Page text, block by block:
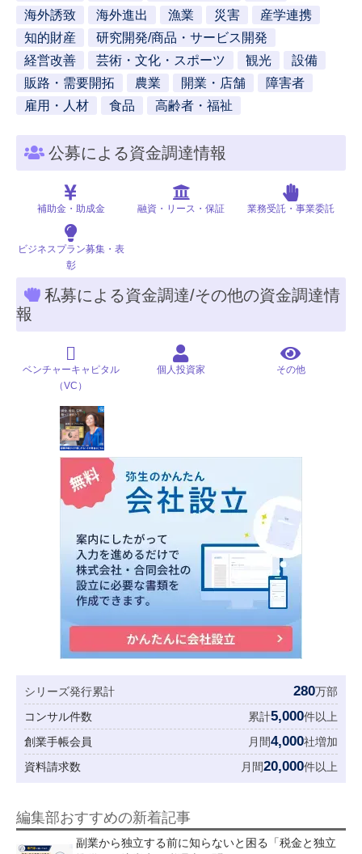
海外誘致
海外進出 漁業 災害
産学連携
知的財産
研究開発/商品・サービス開発
経営改善
芸術・文化・スポーツ 観光
設備
販路・需要開拓
農業 開業・店舗
障害者
雇用・人材
食品 高齢者・福祉
公募による資金調達情報
補助金・助成金 融資・リース・保証 業務受託・事業委託
ビジネスプラン募集・表
彰
私募による資金調達/その他の資金調達情
報
ベンチャーキャピタル
（VC）
個人投資家 その他
シリーズ発行累計 280万部
コンサル件数
累計5,000件以上
創業手帳会員
月間4,000社増加
資料請求数
月間20,000件以上
編集部おすすめの新着記事
副業から独立する前に知らないと困る「税金と独立